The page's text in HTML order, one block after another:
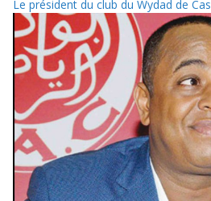
Le président du club du Wydad de